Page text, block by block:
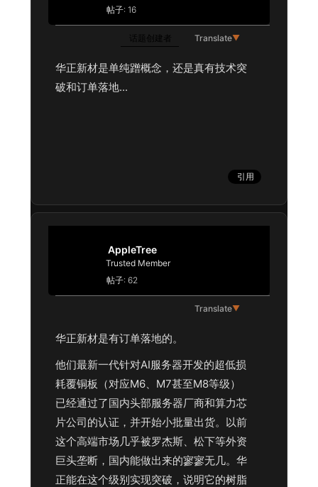
帖子: 16
话题创建者 Translate▼
华正新材是单纯蹭概念，还是真有技术突
破和订单落地...
引用
AppleTree
Trusted Member
帖子: 62
Translate▼
华正新材是有订单落地的。
他们最新一代针对AI服务器开发的超低损
耗覆铜板（对应M6、M7甚至M8等级）
已经通过了国内头部服务器厂商和算力芯
片公司的认证，并开始小批量出货。以前
这个高端市场几乎被罗杰斯、松下等外资
巨头垄断，国内能做出来的寥寥无几。华
正能在这个级别实现突破，说明它的树脂